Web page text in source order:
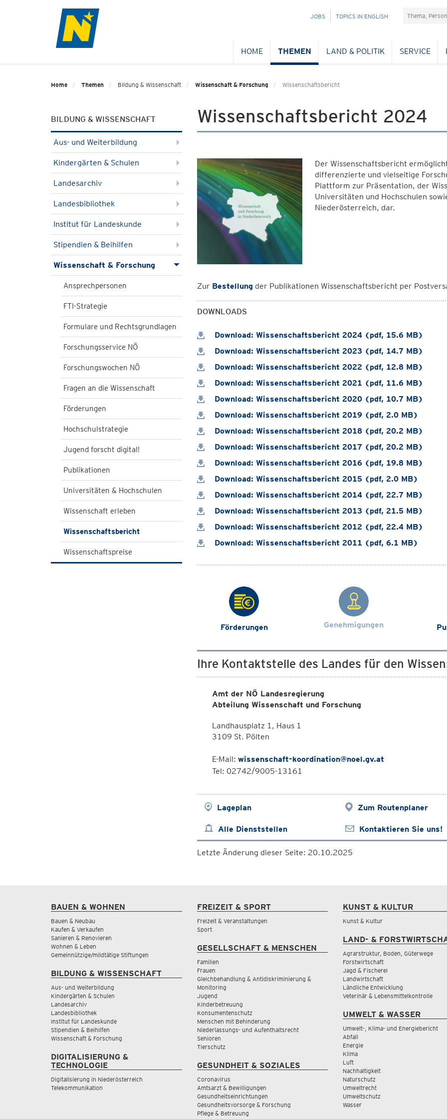
NAVIGATION
JOBS TOPICS IN ENGLISH Suchefeld
HOME THEMEN LAND & POLITIK SERVICE
Home Themen Bildung & Wissenschaft Wissenschaft & Forschung Wissenschaftsbericht
BILDUNG & WISSENSCHAFT
Aus- und Weiterbildung
Kindergärten & Schulen
Landesarchiv
Landesbibliothek
Institut für Landeskunde
Stipendien & Beihilfen
Wissenschaft & Forschung
Ansprechpersonen
FTI-Strategie
Formulare und Rechtsgrundlagen
Forschungsservice NÖ
Forschungswochen NÖ
Fragen an die Wissenschaft
Förderungen
Hochschulstrategie
Jugend forscht digital!
Publikationen
Universitäten & Hochschulen
Wissenschaft erleben
Wissenschaftsbericht
Wissenschaftspreise
Wissenschaftsbericht 2024
Der Wissenschaftsbericht
differenzierte und vielseitige
Plattform zur Präsentation, der
Universitäten und Hochschulen
Niederösterreich, dar.
Zur Bestellung der Publikationen Wissenschaftsbericht per
DOWNLOADS
Download: Wissenschaftsbericht 2024 (pdf, 15.6 MB)
Download: Wissenschaftsbericht 2023 (pdf, 14.7 MB)
Download: Wissenschaftsbericht 2022 (pdf, 12.8 MB)
Download: Wissenschaftsbericht 2021 (pdf, 11.6 MB)
Download: Wissenschaftsbericht 2020 (pdf, 10.7 MB)
Download: Wissenschaftsbericht 2019 (pdf, 2.0 MB)
Download: Wissenschaftsbericht 2018 (pdf, 20.2 MB)
Download: Wissenschaftsbericht 2017 (pdf, 20.2 MB)
Download: Wissenschaftsbericht 2016 (pdf, 19.8 MB)
Download: Wissenschaftsbericht 2015 (pdf, 2.0 MB)
Download: Wissenschaftsbericht 2014 (pdf, 22.7 MB)
Download: Wissenschaftsbericht 2013 (pdf, 21.5 MB)
Download: Wissenschaftsbericht 2012 (pdf, 22.4 MB)
Download: Wissenschaftsbericht 2011 (pdf, 6.1 MB)
Förderungen Genehmigungen
Ihre Kontaktstelle des Landes für den
Amt der NÖ Landesregierung
Abteilung Wissenschaft und Forschung
Landhausplatz 1, Haus 1
3109 St. Pölten
E-Mail: wissenschaft-koordination@noel.gv.at
Tel: 02742/9005-13161
Lageplan Zum Routenplaner
Alle Dienststellen Kontaktieren Sie uns!
Letzte Änderung dieser Seite: 20.10.2025
BAUEN & WOHNEN
Bauen & Neubau
Kaufen & Verkaufen
Sanieren & Renovieren
Wohnen & Leben
Gemeinnützige/mildtätige Stiftungen
BILDUNG & WISSENSCHAFT
Aus- und Weiterbildung
Kindergärten & Schulen
Landesarchiv
Landesbibliothek
Institut für Landeskunde
Stipendien & Beihilfen
Wissenschaft & Forschung
DIGITALISIERUNG &
TECHNOLOGIE
Digitalisierung in Niederösterreich
Telekommunikation
FREIZEIT & SPORT
Freizeit & Veranstaltungen
Sport
GESELLSCHAFT & MENSCHEN
Familien
Frauen
Gleichbehandlung & Antidiskriminierung &
Monitoring
Jugend
Kinderbetreuung
Konsumentenschutz
Menschen mit Behinderung
Niederlassungs- und Aufenthaltsrecht
Senioren
Tierschutz
GESUNDHEIT & SOZIALES
Coronavirus
Amtsarzt & Bewilligungen
Gesundheitseinrichtungen
Gesundheitsvorsorge & Forschung
Pflege & Betreuung
KUNST & KULTUR
Kunst & Kultur
LAND- &
Agrarstruktur, Boden, Güterwege
Forstwirtschaft
Jagd & Fischerei
Landwirtschaft
Ländliche Entwicklung
Veterinär & Lebensmittelkontrolle
UMWELT & WASSER
Umwelt-, Klima- und Energiebericht
Abfall
Energie
Klima
Luft
Nachhaltigkeit
Naturschutz
Umweltrecht
Umweltschutz
Wasser